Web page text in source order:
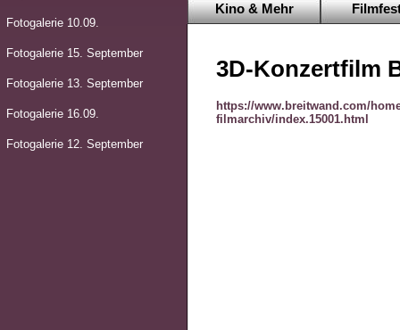
Fotogalerie 10.09.
Fotogalerie 15. September
Fotogalerie 13. September
Fotogalerie 16.09.
Fotogalerie 12. September
Kino & Mehr
3D-Konzertfilm
https://www.breitwand.com/
filmarchiv/index.15001.html